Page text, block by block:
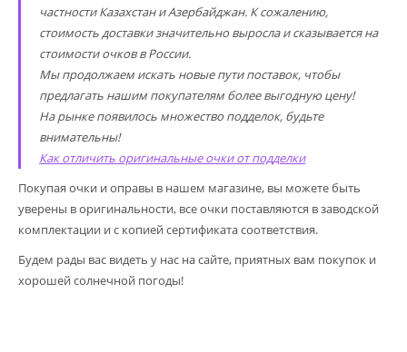
частности Казахстан и Азербайджан. К сожалению,
стоимость доставки значительно выросла и сказывается на
стоимости очков в России.
Мы продолжаем искать новые пути поставок, чтобы
предлагать нашим покупателям более выгодную цену!
На рынке появилось множество подделок, будьте
внимательны!
Как отличить оригинальные очки от подделки
Покупая очки и оправы в нашем магазине, вы можете быть
уверены в оригинальности, все очки поставляются в заводской
комплектации и с копией сертификата соответствия.
Будем рады вас видеть у нас на сайте, приятных вам покупок и
хорошей солнечной погоды!